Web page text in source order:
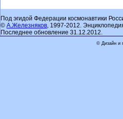
Под эгидой Федерации космонавтики
© А.Железняков, 1997-2012.
Последнее обновление 31.12.2012.
© Дизайн и